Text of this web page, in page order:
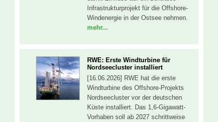
Infrastrukturprojekt für die Offshore-
Windenergie in der Ostsee nehmen.
mehr...
RWE: Erste Windturbine für
Nordseecluster installiert
[16.06.2026] RWE hat die erste
Windturbine des Offshore-Projekts
Nordseecluster vor der deutschen
Küste installiert. Das 1,6-Gigawatt-
Vorhaben soll ab 2027 schrittweise